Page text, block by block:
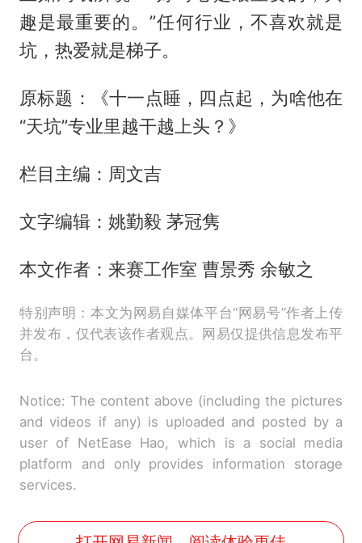
趣是最重要的。”任何行业，不喜欢就是
坑，热爱就是梯子。
原标题：《十一点睡，四点起，为啥他在
“天坑”专业里越干越上头？》
栏目主编：周文吉
文字编辑：姚勤毅 茅冠隽
本文作者：来赛工作室 曹景秀 余敏之
特别声明：本文为网易自媒体平台“网易号”作者上传
并发布，仅代表该作者观点。网易仅提供信息发布平
台。
Notice: The content above (including the pictures
and videos if any) is uploaded and posted by a
user of NetEase Hao, which is a social media
platform and only provides information storage
services.